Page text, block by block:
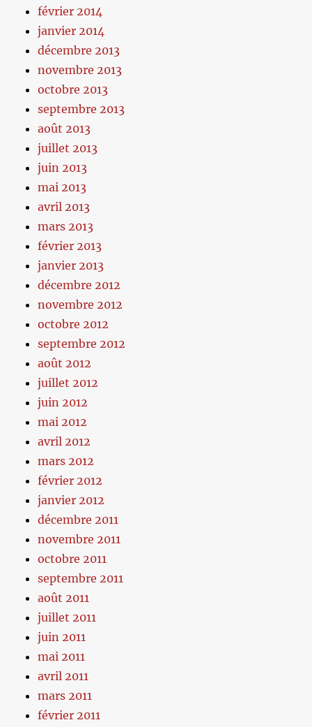
février 2014
janvier 2014
décembre 2013
novembre 2013
octobre 2013
septembre 2013
août 2013
juillet 2013
juin 2013
mai 2013
avril 2013
mars 2013
février 2013
janvier 2013
décembre 2012
novembre 2012
octobre 2012
septembre 2012
août 2012
juillet 2012
juin 2012
mai 2012
avril 2012
mars 2012
février 2012
janvier 2012
décembre 2011
novembre 2011
octobre 2011
septembre 2011
août 2011
juillet 2011
juin 2011
mai 2011
avril 2011
mars 2011
février 2011